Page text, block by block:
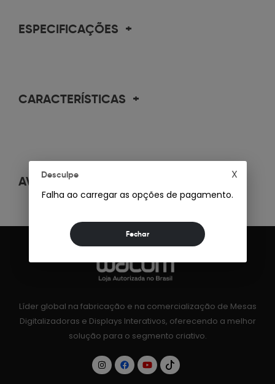
ESPECIFICAÇÕES +
CARACTERÍSTICAS +
AVALIAÇÕES
Líder global na fabricação e na comercialização de Mesas
Digitalizadoras e Displays Interativos, oferecendo a melhor
solução para o segmento criativo.
Desculpe
Falha ao carregar as opções de pagamento.
X